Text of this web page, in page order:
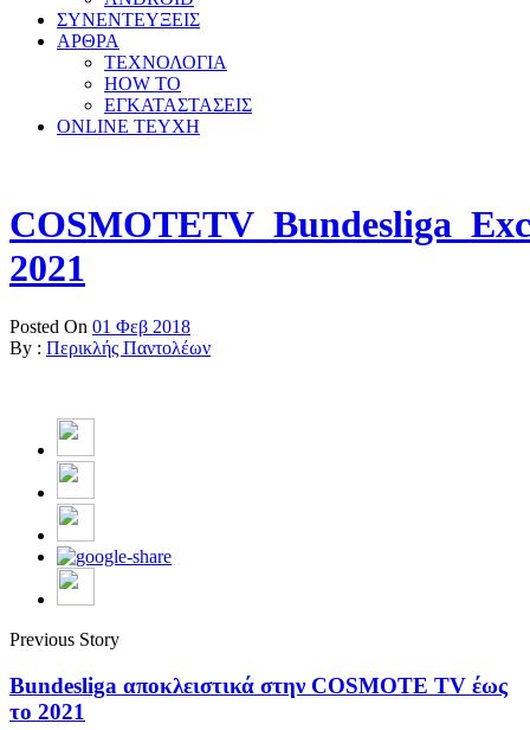
ΣΥΝΕΝΤΕΥΞΕΙΣ
ΑΡΘΡΑ
ΤΕΧΝΟΛΟΓΙΑ
HOW TO
ΕΓΚΑΤΑΣΤΑΣΕΙΣ
ONLINE TEYXH
2021
Posted On 01 Φεβ 2018
By : Περικλής Παντολέων
Previous Story
Bundesliga αποκλειστικά στην COSMOTE TV έως
το 2021